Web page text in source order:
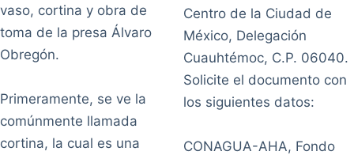
vaso, cortina y obra de
toma de la presa Álvaro
Obregón.
Primeramente, se ve la
comúnmente llamada
cortina, la cual es una
Centro de la Ciudad de
México, Delegación
Cuauhtémoc, C.P. 06040.
Solicite el documento con
los siguientes datos:
CONAGUA-AHA, Fondo